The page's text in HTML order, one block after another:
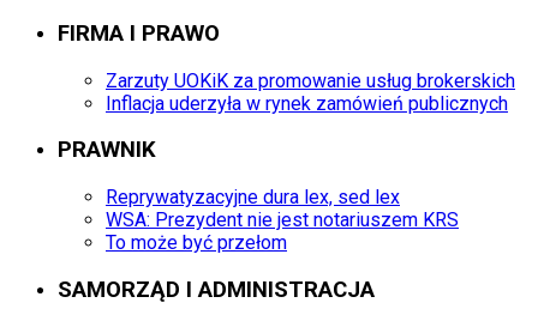
FIRMA I PRAWO
Zarzuty UOKiK za promowanie usług brokerskich
Inflacja uderzyła w rynek zamówień publicznych
PRAWNIK
Reprywatyzacyjne dura lex, sed lex
WSA: Prezydent nie jest notariuszem KRS
To może być przełom
SAMORZĄD I ADMINISTRACJA